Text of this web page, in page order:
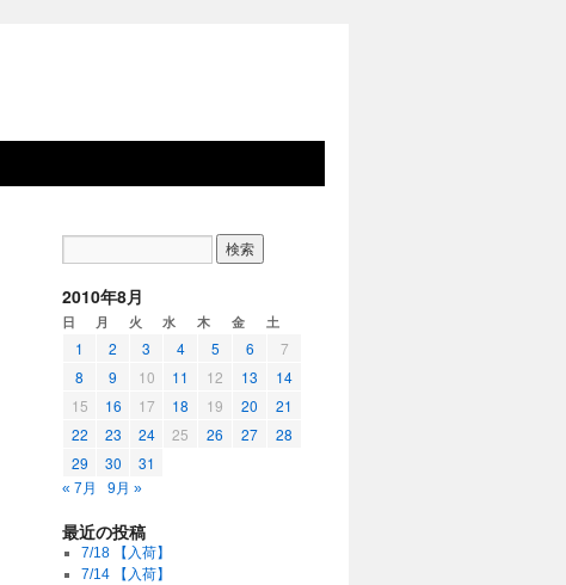
2010年8月
日 月 火 水 木 金 土
1 2 3 4 5 6
7
8
9 10 11 12 13
14
15
16 17 18 19 20
21
22
23 24 25 26 27
28
29
30 31
« 7月 9月 »
最近の投稿
7/18 【入荷】
7/14 【入荷】